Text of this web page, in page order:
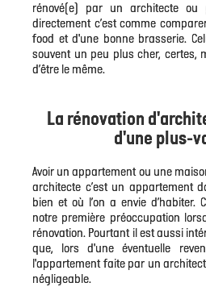
rénové(e) par un architecte ou
directement c’est comme
food et d'une bonne brasserie.
souvent un peu plus cher, certes,
d’être le même.
La rénovation
d'une plus-
Avoir un appartement ou une
architecte c’est un appartement
bien et où l’on a envie d’habiter.
notre première préoccupation
rénovation. Pourtant il est aussi
que, lors d'une éventuelle
l'appartement faite par un
négligeable.